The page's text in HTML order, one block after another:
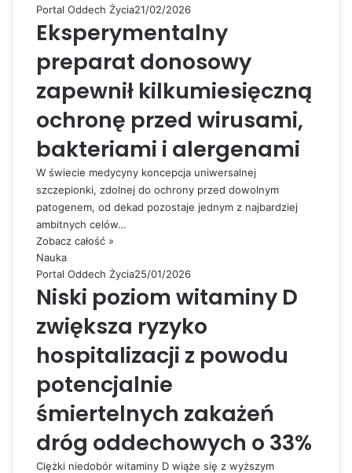
Portal Oddech Życia21/02/2026
Eksperymentalny
preparat donosowy
zapewnił kilkumiesięczną
ochronę przed wirusami,
bakteriami i alergenami
W świecie medycyny koncepcja uniwersalnej
szczepionki, zdolnej do ochrony przed dowolnym
patogenem, od dekad pozostaje jednym z najbardziej
ambitnych celów…
Zobacz całość »
Nauka
Portal Oddech Życia25/01/2026
Niski poziom witaminy D
zwiększa ryzyko
hospitalizacji z powodu
potencjalnie
śmiertelnych zakażeń
dróg oddechowych o 33%
Ciężki niedobór witaminy D wiąże się z wyższym